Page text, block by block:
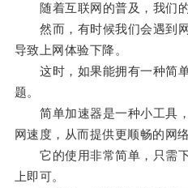
随着互联网的普及，我们的
然而，有时候我们会遇到网
导致上网体验下降。
这时，如果能拥有一种简单
题。
简单加速器是一种小工具，
网速度，从而提供更顺畅的网络
它的使用非常简单，只需下
上即可。